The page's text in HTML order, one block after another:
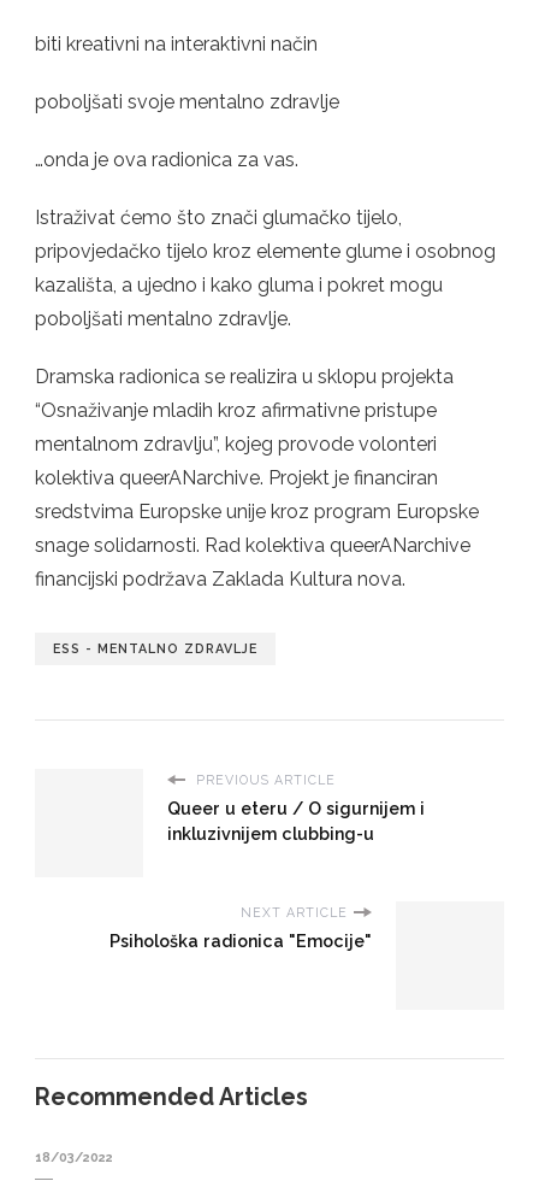
biti kreativni na interaktivni način
poboljšati svoje mentalno zdravlje
…onda je ova radionica za vas.
Istraživat ćemo što znači glumačko tijelo,
pripovjedačko tijelo kroz elemente glume i osobnog
kazališta, a ujedno i kako gluma i pokret mogu
poboljšati mentalno zdravlje.
Dramska radionica se realizira u sklopu projekta
“Osnaživanje mladih kroz afirmativne pristupe
mentalnom zdravlju”, kojeg provode volonteri
kolektiva queerANarchive. Projekt je financiran
sredstvima Europske unije kroz program Europske
snage solidarnosti. Rad kolektiva queerANarchive
financijski podržava Zaklada Kultura nova.
ESS - MENTALNO ZDRAVLJE
PREVIOUS ARTICLE
Queer u eteru / O sigurnijem i
inkluzivnijem clubbing-u
NEXT ARTICLE
Psihološka radionica "Emocije"
Recommended Articles
18/03/2022